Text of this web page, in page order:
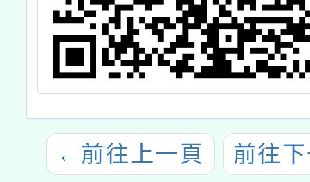
← 前往上一頁 前往